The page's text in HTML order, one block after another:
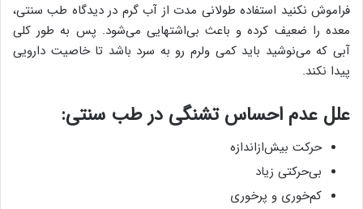
فراموش نکنید استفاده طولانی مدت از آب گرم در دیدگاه طب سنتی،
معده را ضعیف کرده و باعث بی‌اشتهایی می‌شود. پس به طور کلی
آبی که می‌نوشید باید کمی ولرم رو به سرد باشد تا خاصیت دارویی
پیدا نکند.
علل عدم احساس تشنگی در طب سنتی:
حرکت بیش‌ازاندازه
بی‌حرکتی زیاد
کم‌خوری و پرخوری